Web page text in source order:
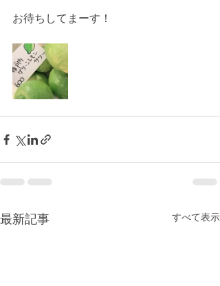
お待ちしてまーす！
最新記事 すべて表示